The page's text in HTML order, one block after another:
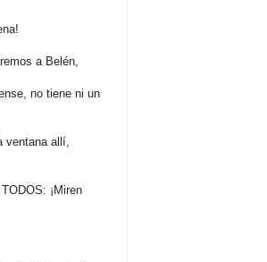
a Belén,
no tiene ni un
ventana allí,
¡Miren